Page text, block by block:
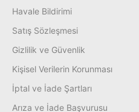
Havale Bildirimi
Satış Sözleşmesi
Gizlilik ve Güvenlik
Kişisel Verilerin Korunması
İptal ve İade Şartları
Arıza ve İade Başvurusu